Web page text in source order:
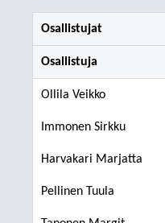
Osallistujat
Osallistuja
Ollila Veikko
Immonen Sirkku
Harvakari Marjatta
Pellinen Tuula